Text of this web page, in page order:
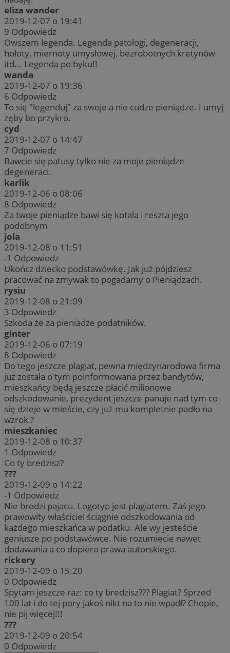
eliza wander
2019-12-07 o 19:41
9 Odpowiedz
Owszem legenda. Legenda patologi, degeneracji,
hołoty, miernoty umysłowej, bezrobotnych kretynów
itd... Legenda po byku!!
wanda
2019-12-07 o 19:36
6 Odpowiedz
To się "legenduj" za swoje a nie cudze pieniądze. I umyj
zęby bo przykro.
cyd
2019-12-07 o 14:47
7 Odpowiedz
Bawcie się patusy tylko nie za moje pieniądze
degeneraci.
karlik
2019-12-06 o 08:06
8 Odpowiedz
Za twoje pieniądze bawi się kotala i reszta jego
podobnym
jola
2019-12-08 o 11:51
-1 Odpowiedz
Ukończ dziecko podstawówkę. Jak już pójdziesz
pracować na zmywak to pogadamy o Pieniądzach.
rysiu
2019-12-08 o 21:09
3 Odpowiedz
Szkoda że za pieniadze podatników.
ginter
2019-12-06 o 07:19
8 Odpowiedz
Do tego jeszcze plagiat, pewna międzynarodowa firma
już została o tym poinformowana przez bandytów,
mieszkańcy będą jeszcze płacić milionowe
odszkodowanie, prezydent jeszcze panuje nad tym co
się dzieje w mieście, czy już mu kompletnie padło na
wzrok ?
mieszkaniec
2019-12-08 o 10:37
1 Odpowiedz
Co ty bredzisz?
???
2019-12-09 o 14:22
-1 Odpowiedz
Nie bredzi pajacu. Logotyp jest plagiatem. Zaś jego
prawowity właściciel ściągnie odszkodowania od
każdego mieszkańca w podatku. Ale wy jesteście
geniusze po podstawówce. Nie rozumiecie nawet
dodawania a co dopiero prawa autorskiego.
rickery
2019-12-09 o 15:20
0 Odpowiedz
Spytam jeszcze raz: co ty bredzisz??? Plagiat? Sprzed
100 lat i do tej pory jakoś nikt na to nie wpadł? Chopie,
nie pij więcej!!!
???
2019-12-09 o 20:54
0 Odpowiedz